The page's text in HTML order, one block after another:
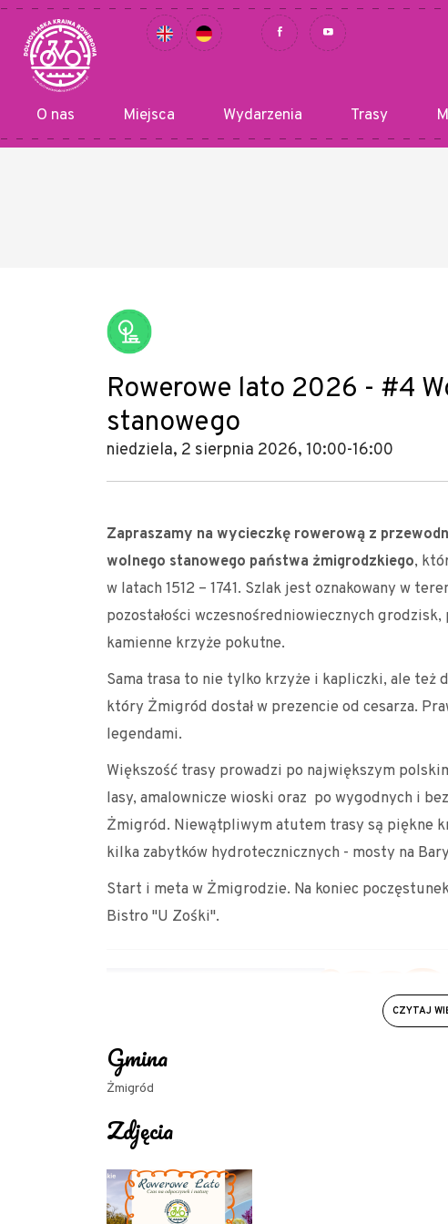
O nas Miejsca Wydarzenia Trasy
Rowerowe lato 2026 - #4
stanowego
niedziela, 2 sierpnia 2026, 10:00-16:00
Zapraszamy na wycieczkę rowerową z
wolnego stanowego państwa żmigrodzkiego,
w latach 1512 – 1741. Szlak jest oznakowany w
pozostałości wczesnośredniowiecznych
kamienne krzyże pokutne.
Sama trasa to nie tylko krzyże i kapliczki, ale też
który Żmigród dostał w prezencie od cesarza.
legendami.
Większość trasy prowadzi po największym
lasy, amalownicze wioski oraz po wygodnych i
Żmigród. Niewątpliwym atutem trasy są piękne
kilka zabytków hydrotecznicznych - mosty na
Start i meta w Żmigrodzie. Na koniec
Bistro "U Zośki".
CZYTAJ
Gmina
Żmigród
Zdjęcia